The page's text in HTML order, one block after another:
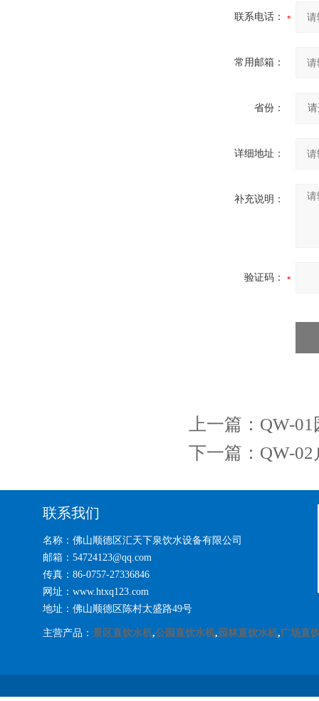
联系电话：
常用邮箱：
省份：
详细地址：
补充说明：
验证码：
上一篇： QW-
下一篇： QW-
联系我们
名称：佛山顺德区汇天下泉饮水设备有限公司
邮箱：54724123@qq.com
传真：86-0757-27336846
网址：www.htxq123.com
地址：佛山顺德区陈村太盛路49号
主营产品： 景区直饮水机,公园直饮水机, 园林直饮水机,广场直